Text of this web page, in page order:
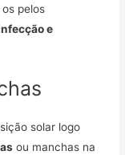
pelos
e
solar logo
ou manchas na